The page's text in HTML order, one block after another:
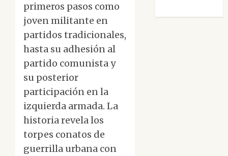
primeros pasos como
joven militante en
partidos tradicionales,
hasta su adhesión al
partido comunista y
su posterior
participación en la
izquierda armada. La
historia revela los
torpes conatos de
guerrilla urbana con